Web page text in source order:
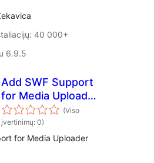
40 000+
6.9.5
Add SWF Support
for Media Uploader
| inventivo
(Viso
įvertinimų: 0)
for Media Uploader